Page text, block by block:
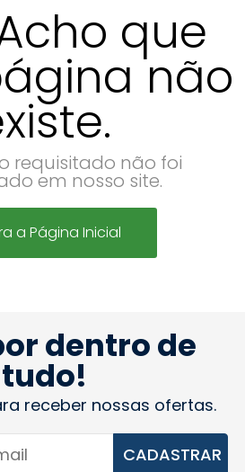
que
não
requisitado não foi
em nosso site.
a Página Inicial
dentro de
tudo!
receber nossas ofertas.
CADASTRAR